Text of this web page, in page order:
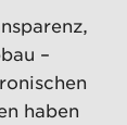
–
haben